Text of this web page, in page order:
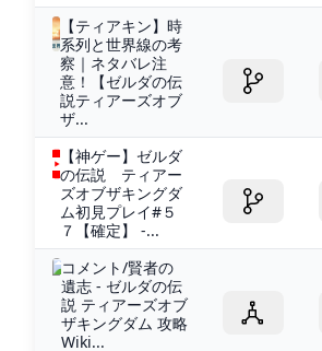
【ティアキン】時
系列と世界線の考
察｜ネタバレ注
意！【ゼルダの伝
説ティアーズオブ
ザ...
【神ゲー】ゼルダ
の伝説 ティアー
ズオブザキングダ
ム初見プレイ#５
７【確定】 -...
コメント/賢者の
遺志 - ゼルダの伝
説 ティアーズオブ
ザキングダム 攻略
Wiki...